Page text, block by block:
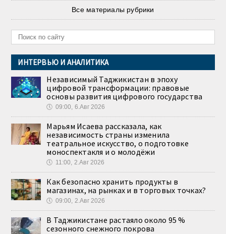
Все материалы рубрики
ИНТЕРВЬЮ И АНАЛИТИКА
Независимый Таджикистан в эпоху
цифровой трансформации: правовые
основы развития цифрового государства
🕔 09:00, 6.Авг 2026
Марьям Исаева рассказала, как
независимость страны изменила
театральное искусство, о подготовке
моноспектакля и о молодёжи
🕔 11:00, 2.Авг 2026
Как безопасно хранить продукты в
магазинах, на рынках и в торговых точках?
🕔 09:00, 2.Авг 2026
В Таджикистане растаяло около 95 %
сезонного снежного покрова